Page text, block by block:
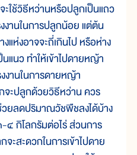
ช้วิธีหว่านหรือปลูกเป็นแถว
งานในการปลูกน้อย แต่ต้น
แห่งอาจจะถี่เกินไป หรือห่าง
นแนว ทำให้เข้าไปดายหญ้า
งานในการดายหญ้า
จะปลูกด้วยวิธีหว่าน ควร
วยลดปริมาณวัชพืชลงได้บ้าง
๔ กิโลกรัมต่อไร่ ส่วนการ
ะสะดวกในการเข้าไปดาย